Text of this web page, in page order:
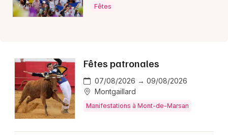
Fêtes
Fêtes patronales
07/08/2026 → 09/08/2026
Montgaillard
Manifestations à Mont-de-Marsan